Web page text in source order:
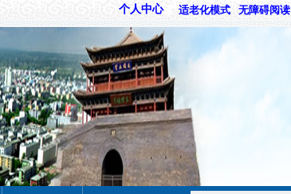
无障碍阅读
适老化模式
个人中心